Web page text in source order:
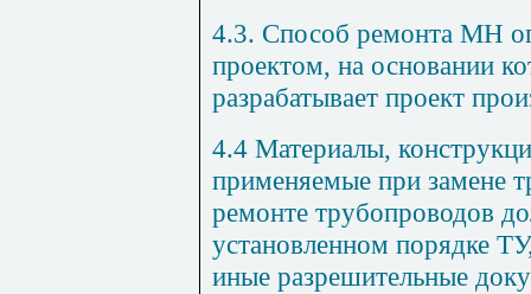
4.3. Способ ремонта МН
проектом, на основании
разрабатывает проект
4.4 Материалы,
применяемые при замене
ремонте трубопроводов
установленном порядке
иные разрешительные